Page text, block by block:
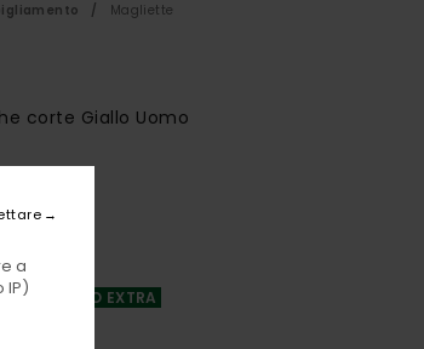
Magliette
corte Giallo Uomo
DI SCONTO EXTRA
a
IP)